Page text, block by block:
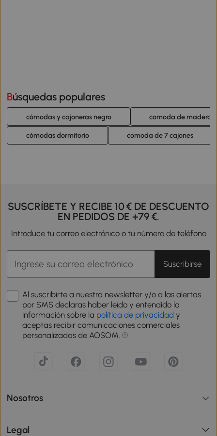
Búsquedas populares
cómodas y cajoneras negro comoda de madera
cómodas dormitorio comoda de 7 cajones
SUSCRÍBETE Y RECIBE 10 € DE DESCUENTO
EN PEDIDOS DE +79 €.
Introduce tu correo electrónico o tu número de teléfono
Suscribirse
Al suscribirte a nuestra newsletter y/o a las alertas
por SMS declaras haber leído y entendido la
información sobre la política de privacidad y
aceptas recibir comunicaciones comerciales
personalizadas de AOSOM.
Nosotros
Legal